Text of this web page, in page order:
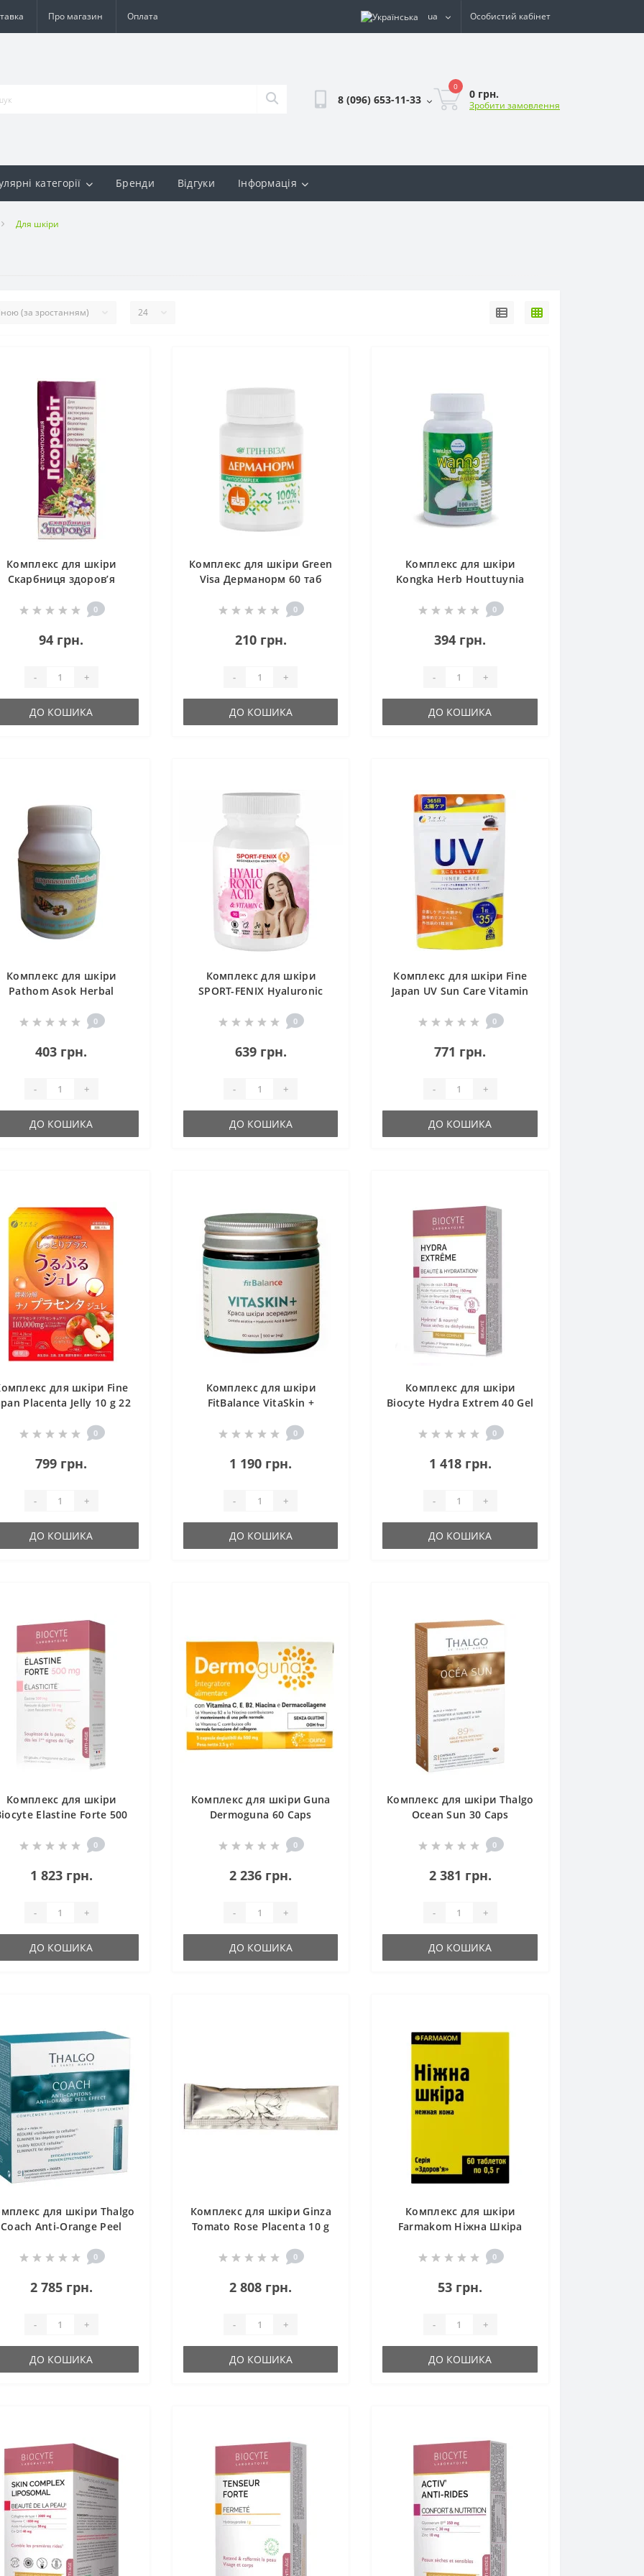
Про магазин Оплата ua Особистий кабінет
8 (096) 653-11-33
0
0 грн.
Зробити замовлення
категорії Бренди Відгуки Інформація
Для шкіри
Комплекс для шкіри
Скарбниця здоров’я
порцій/
0
94 грн.
- +
ДО КОШИКА
Комплекс для шкіри Green
Visa Дерманорм 60 таб
0
210 грн.
- +
ДО КОШИКА
Комплекс для шкіри
Kongka Herb Houttuynia
0
394 грн.
- +
ДО КОШИКА
Комплекс для шкіри
Pathom Asok Herbal
Bonbons
0
403 грн.
- +
ДО КОШИКА
Комплекс для шкіри
SPORT-FENIX Hyaluronic
0
639 грн.
- +
ДО КОШИКА
Комплекс для шкіри Fine
Japan UV Sun Care Vitamin
0
771 грн.
- +
ДО КОШИКА
для шкіри Fine
Placenta Jelly 10 g 22
0
799 грн.
- +
ДО КОШИКА
Комплекс для шкіри
FitBalance VitaSkin +
Acid+Bamboo 60 Caps
0
1 190 грн.
- +
ДО КОШИКА
Комплекс для шкіри
Biocyte Hydra Extrem 40 Gel
0
1 418 грн.
- +
ДО КОШИКА
Комплекс для шкіри
Elastine Forte 500
0
1 823 грн.
- +
ДО КОШИКА
Комплекс для шкіри Guna
Dermoguna 60 Caps
0
2 236 грн.
- +
ДО КОШИКА
Комплекс для шкіри Thalgo
Ocean Sun 30 Caps
0
2 381 грн.
- +
ДО КОШИКА
для шкіри Thalgo
Coach Anti-Orange Peel
0
2 785 грн.
- +
ДО КОШИКА
Комплекс для шкіри Ginza
Tomato Rose Placenta 10 g
0
2 808 грн.
- +
ДО КОШИКА
Комплекс для шкіри
Farmakom Ніжна Шкіра
0
53 грн.
- +
ДО КОШИКА